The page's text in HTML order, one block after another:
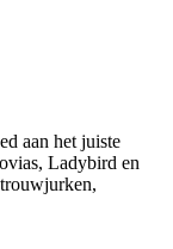
aan het juiste
Ladybird en